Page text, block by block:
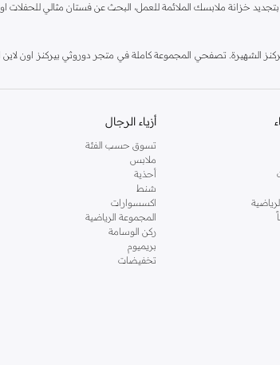
خزانة ملابسك الملائمة للعمل، البحث عن فستان مثالي
تصفحي المجموعة كاملة في متجر دوروثي بيركنز اون لاين
أزياء الرجال
تسوق حسب الفئة
ملابس
أحذية
شنط
اكسسوارات
المجموعة الرياضية
ركن الوسامة
بريميوم
تخفيضات